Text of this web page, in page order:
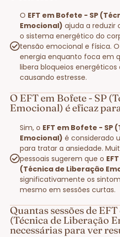
O EFT em Bofete - SP
Emocional) ajuda a reduzir
o sistema energético do
tensão emocional e física.
energia enquanto foca em
libera bloqueios
causando estresse.
O EFT em Bofete - SP
Emocional) é eficaz
Sim, o EFT em Bofete - SP
Emocional) é considerado
para tratar a ansiedade.
pessoais sugerem que o
(Técnica de Liberação
significativamente os
mesmo em sessões curtas.
Quantas sessões de
(Técnica de Liberação
necessárias para ver